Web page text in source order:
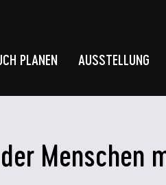
PLANEN AUSSTELLUNG
Menschen